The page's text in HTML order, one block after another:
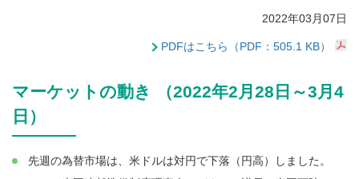
2022年03月07日
PDFはこちら（PDF：505.1 KB）
マーケットの動き （2022年2月28日～3月4
日）
先週の為替市場は、米ドルは対円で下落（円高）しました。